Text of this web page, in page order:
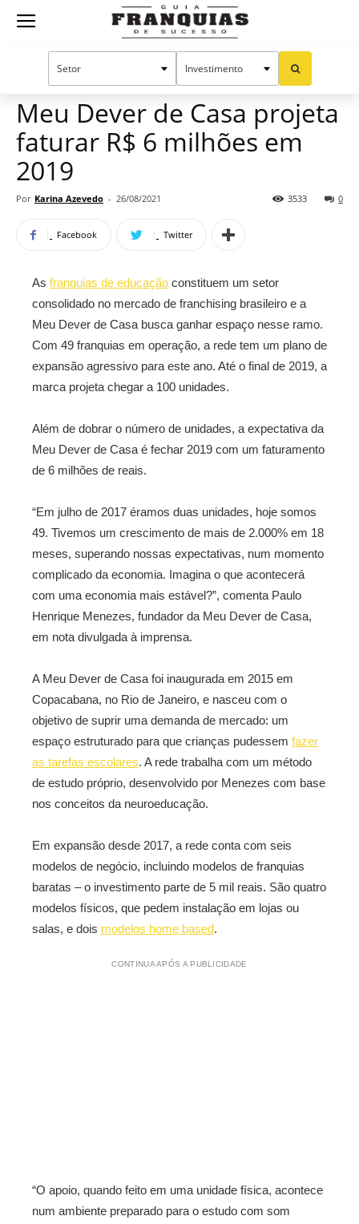
Guia
Mercado de franquias
Meu Dever de Casa projeta
faturar R$ 6 milhões em
2019
Por Karina Azevedo - 26/08/2021 0
3533
Facebook Twitter
As franquias de educação constituem um setor
consolidado no mercado de franchising brasileiro e a
Meu Dever de Casa busca ganhar espaço nesse ramo.
Com 49 franquias em operação, a rede tem um plano de
expansão agressivo para este ano. Até o final de 2019, a
marca projeta chegar a 100 unidades.
Além de dobrar o número de unidades, a expectativa da
Meu Dever de Casa é fechar 2019 com um faturamento
de 6 milhões de reais.
“Em julho de 2017 éramos duas unidades, hoje somos
49. Tivemos um crescimento de mais de 2.000% em 18
meses, superando nossas expectativas, num momento
complicado da economia. Imagina o que acontecerá
com uma economia mais estável?”, comenta Paulo
Henrique Menezes, fundador da Meu Dever de Casa,
em nota divulgada à imprensa.
A Meu Dever de Casa foi inaugurada em 2015 em
Copacabana, no Rio de Janeiro, e nasceu com o
objetivo de suprir uma demanda de mercado: um
espaço estruturado para que crianças pudessem fazer
as tarefas escolares. A rede trabalha com um método
de estudo próprio, desenvolvido por Menezes com base
nos conceitos da neuroeducação.
Em expansão desde 2017, a rede conta com seis
modelos de negócio, incluindo modelos de franquias
baratas – o investimento parte de 5 mil reais. São quatro
modelos físicos, que pedem instalação em lojas ou
salas, e dois modelos home based.
CONTINUA APÓS A PUBLICIDADE
“O apoio, quando feito em uma unidade física, acontece
num ambiente preparado para o estudo com som